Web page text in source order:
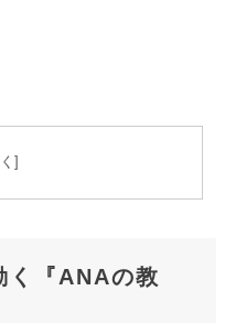
く『ANAの教